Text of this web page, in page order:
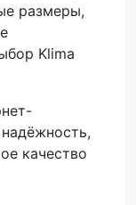
размеры,
Klima
качество